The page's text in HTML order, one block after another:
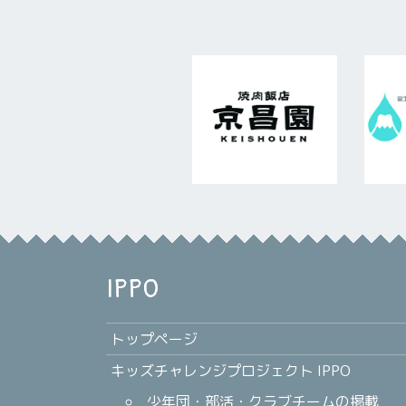
IPPO
トップページ
キッズチャレンジプロジェクト IPPO
少年団・部活・クラブチームの掲載